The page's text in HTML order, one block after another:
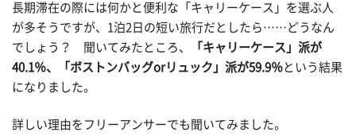
長期滞在の際には何かと便利な「キャリーケース」を選ぶ人
が多そうですが、1泊2日の短い旅行だとしたら……どうなん
でしょう？ 聞いてみたところ、
「キャリーケース」派が
40.1％、「ボストンバッグorリュック」派が59.9％という結果
になりました。
詳しい理由をフリーアンサーでも聞いてみました。